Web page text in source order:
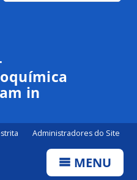
in
Administradores do Site
MENU